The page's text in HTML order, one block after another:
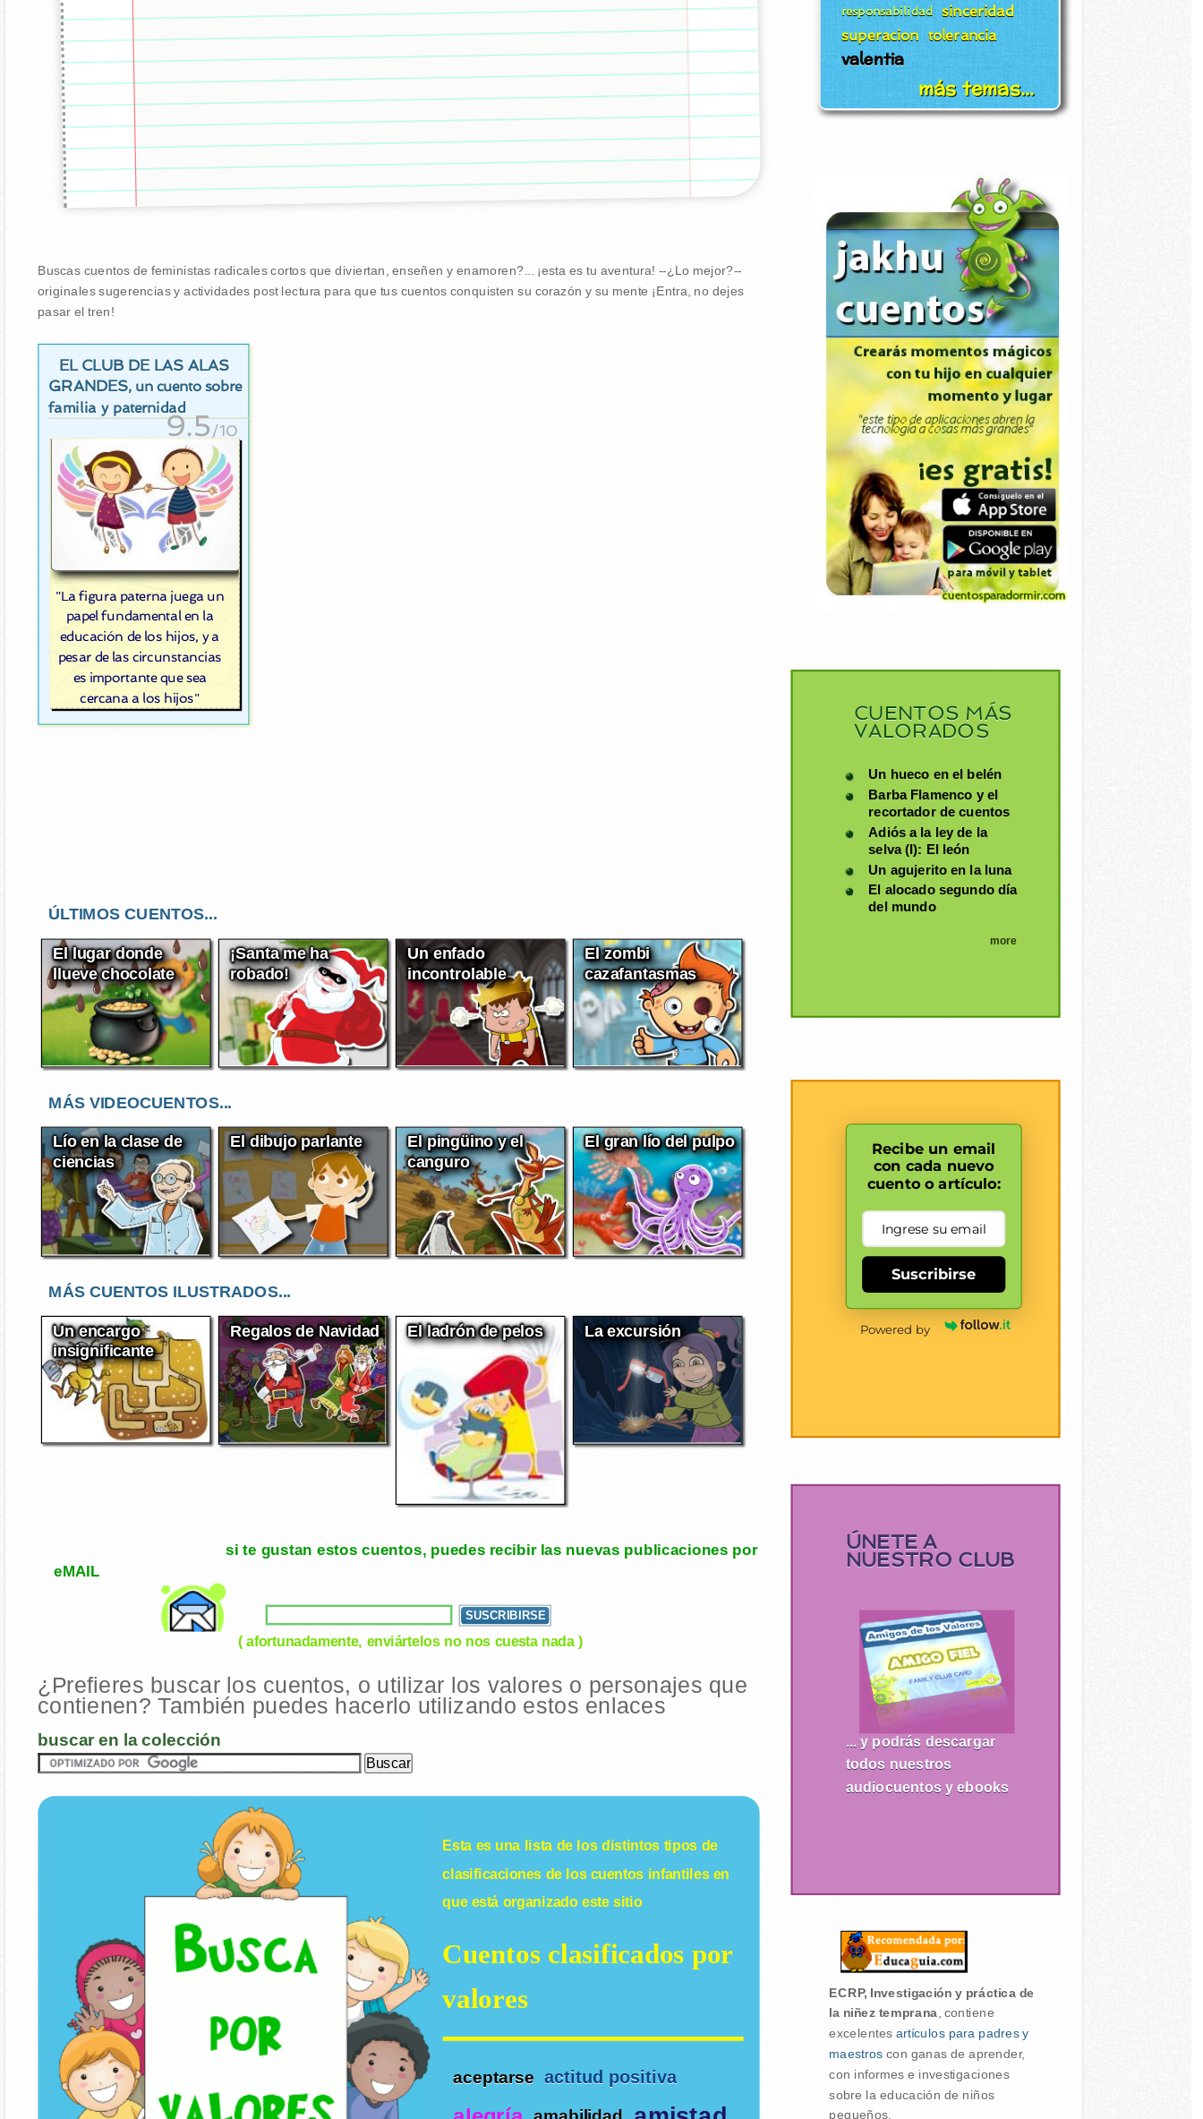
Buscas cuentos de feministas radicales cortos que diviertan, enseñen y enamoren?... ¡esta es tu aventura! --¿Lo mejor?--
originales sugerencias y actividades post lectura para que tus cuentos conquisten su corazón y su mente ¡Entra, no dejes
pasar el tren!
EL CLUB DE LAS ALAS
GRANDES, un cuento sobre
familia y paternidad
9.5/10
"La figura paterna juega un
papel fundamental en la
educación de los hijos, y a
pesar de las circunstancias
es importante que sea
cercana a los hijos"
ÚLTIMOS CUENTOS...
El lugar donde
llueve chocolate
¡Santa me ha
robado!
Un enfado
incontrolable
El zombi
cazafantasmas
MÁS VIDEOCUENTOS...
Lío en la clase de
ciencias
El dibujo parlante
El pingüino y el
canguro
El gran lío del pulpo
MÁS CUENTOS ILUSTRADOS...
Un encargo
insignificante
Regalos de Navidad El ladrón de pelos La excursión
si te gustan estos cuentos, puedes recibir las nuevas publicaciones por
eMAIL
( afortunadamente, enviártelos no nos cuesta nada )
¿Prefieres buscar los cuentos, o utilizar los valores o personajes que
contienen? También puedes hacerlo utilizando estos enlaces
buscar en la colección
Esta es una lista de los distintos tipos de
clasificaciones de los cuentos infantilesen
que está organizado este sitio
Cuentos clasificados por
valores
aceptarse actitud positiva
responsabilidad sinceridad
superacion tolerancia
valentia
más temas...
CUENTOS MÁS
VALORADOS
Un hueco en el belén
Barba Flamenco y el
recortador de cuentos
Adiós a la ley de la
selva (I): El león
Un agujerito en la luna
El alocado segundo día
del mundo
more
Recibe un email
con cada nuevo
cuento o artículo:
Suscribirse
Powered by
ÚNETE A
NUESTRO CLUB
... y podrás descargar
todos nuestros
audiocuentos y ebooks
ECRP, Investigación y práctica de
la niñez temprana, contiene
excelentes artículos para padres y
maestros con ganas de aprender,
con informes e investigaciones
sobre la educación de niños
pequeños.